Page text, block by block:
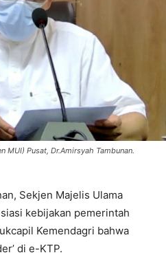
MUI) Pusat, Dr.Amirsyah Tambunan.
Sekjen Majelis Ulama
kebijakan pemerintah
Kemendagri bahwa
di e-KTP.